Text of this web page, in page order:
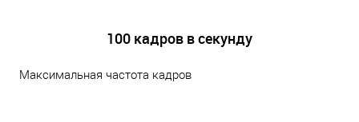
100 кадров в секунду
Максимальная частота кадров